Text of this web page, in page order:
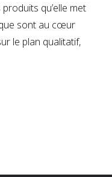
qu’elle met
sont au cœur
le plan qualitatif,